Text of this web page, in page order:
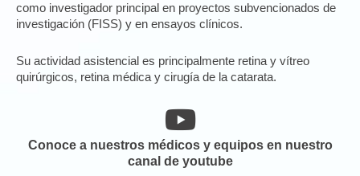
como investigador principal en proyectos subvencionados de
investigación (FISS) y en ensayos clínicos.
Su actividad asistencial es principalmente retina y vítreo
quirúrgicos, retina médica y cirugía de la catarata.
Conoce a nuestros médicos y equipos en nuestro
canal de youtube